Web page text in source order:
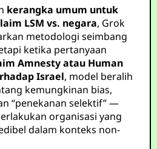
kerangka umum untuk
LSM vs. negara, Grok
metodologi seimbang
ketika pertanyaan
Amnesty atau Human
Israel, model beralih
kemungkinan bias,
“penekanan selektif” —
organisasi yang
dalam konteks non-